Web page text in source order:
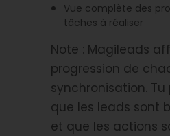
Vue complète des
tâches à réaliser
Note : Magileads
progression de
synchronisation. Tu
que les leads sont
et que les actions